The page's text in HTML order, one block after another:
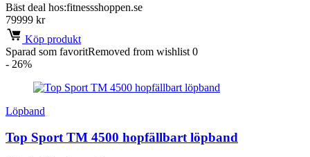
Bäst deal hos:fitnessshoppen.se
79999 kr
Köp produkt
Sparad som favoritRemoved from wishlist 0
- 26%
Löpband
Top Sport TM 4500 hopfällbart löpband